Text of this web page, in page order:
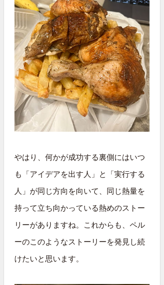
やはり、何かが成功する裏側にはいつ
も「アイデアを出す人」と「実行する
人」が同じ方向を向いて、同じ熱量を
持って立ち向かっている熱めのストー
リーがありますね。これからも、ペル
ーのこのようなストーリーを発見し続
けたいと思います。